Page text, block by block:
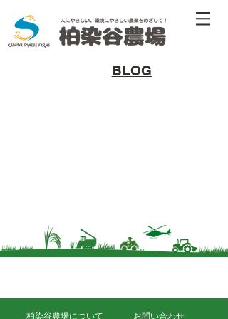
​BLOG
柏染谷農場について お問い合わせ